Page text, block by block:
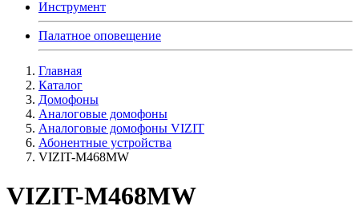
Инструмент
Палатное оповещение
Главная
Каталог
Домофоны
Аналоговые домофоны
Аналоговые домофоны VIZIT
Абонентные устройства
VIZIT-M468MW
VIZIT-M468MW